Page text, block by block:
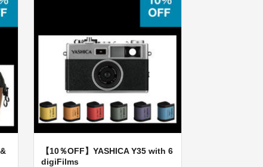
【10％OFF】YASHICA Y35 with 6
digiFilms